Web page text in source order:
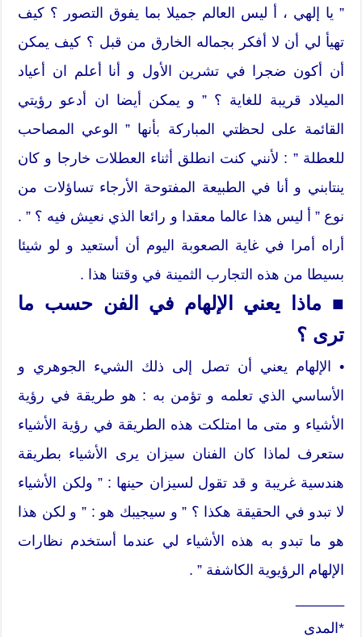
” يا إلهي ، أ ليس العالم جميلا بما يفوق التصور ؟ كيف
تهيأ لي أن لا أفكر بجماله الخارق من قبل ؟ كيف يمكن
أن أكون ضجرا في تشرين الأول و أنا أعلم ان أعياد
الميلاد قريبة للغاية ؟ ” و يمكن أيضا ان أدعو رؤيتي
القائمة على لحظتي المباركة بأنها ” الوعي المصاحب
للعطلة ” : لأنني كنت انطلق أثناء العطلات خارجا و كان
ينتابني و أنا في الطبيعة المفتوحة الأرجاء تساؤلات من
نوع ” أ ليس هذا عالما معقدا و رائعا الذي نعيش فيه ؟ ” .
أراه أمرا في غاية الصعوبة اليوم أن أستعيد و لو شيئا
بسيطا من هذه التجارب الثمينة في وقتنا هذا .
■ ماذا يعني الإلهام في الفن حسب ما
ترى ؟
• الإلهام يعني أن تصل إلى ذلك الشيء الجوهري و
الأساسي الذي تعلمه و تؤمن به : هو طريقة في رؤية
الأشياء و متى ما امتلكت هذه الطريقة في رؤية الأشياء
ستعرف لماذا كان الفنان سيزان يرى الأشياء بطريقة
هندسية غريبة و قد تقول لسيزان حينها : ” ولكن الأشياء
لا تبدو في الحقيقة هكذا ؟ ” و سيجيبك هو : ” و لكن هذا
هو ما تبدو به هذه الأشياء لي عندما أستخدم نظارات
الإلهام الرؤيوية الكاشفة ” .
*المدى